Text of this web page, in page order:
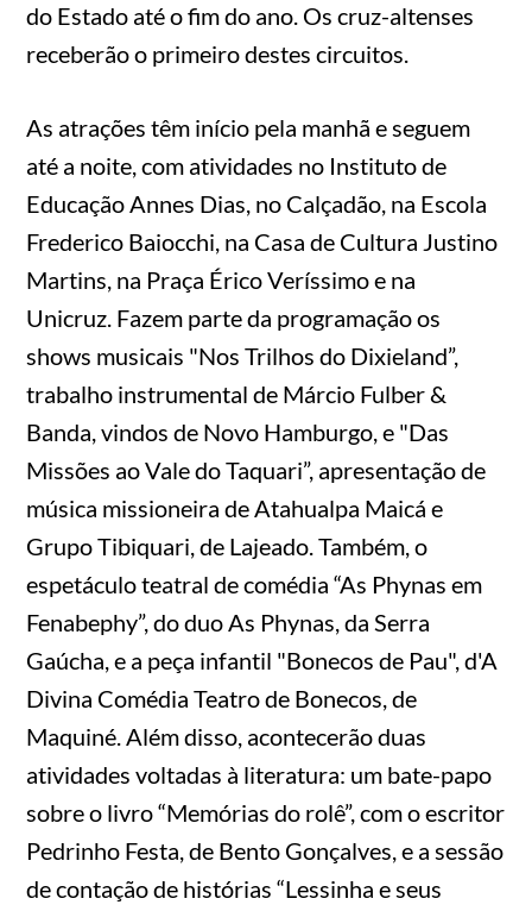
do Estado até o fim do ano. Os cruz-altenses
receberão o primeiro destes circuitos.
As atrações têm início pela manhã e seguem
até a noite, com atividades no Instituto de
Educação Annes Dias, no Calçadão, na Escola
Frederico Baiocchi, na Casa de Cultura Justino
Martins, na Praça Érico Veríssimo e na
Unicruz. Fazem parte da programação os
shows musicais "Nos Trilhos do Dixieland”,
trabalho instrumental de Márcio Fulber &
Banda, vindos de Novo Hamburgo, e "Das
Missões ao Vale do Taquari”, apresentação de
música missioneira de Atahualpa Maicá e
Grupo Tibiquari, de Lajeado. Também, o
espetáculo teatral de comédia “As Phynas em
Fenabephy”, do duo As Phynas, da Serra
Gaúcha, e a peça infantil "Bonecos de Pau", d'A
Divina Comédia Teatro de Bonecos, de
Maquiné. Além disso, acontecerão duas
atividades voltadas à literatura: um bate-papo
sobre o livro “Memórias do rolê”, com o escritor
Pedrinho Festa, de Bento Gonçalves, e a sessão
de contação de histórias “Lessinha e seus